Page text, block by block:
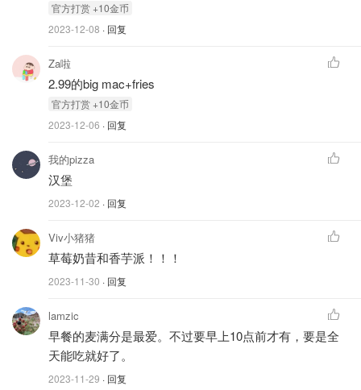
官⽅打赏 +10⾦币
2023-12-08 · 回复
Za啦
2.99的big mac+fries
官⽅打赏 +10⾦币
2023-12-06 · 回复
我的pizza
汉堡
2023-12-02 · 回复
Viv小猪猪
草莓奶昔和香芋派！！！
2023-11-30 · 回复
lamzic
早餐的麦满分是最爱。不过要早上10点前才有，要是全
天能吃就好了。
2023-11-29 · 回复